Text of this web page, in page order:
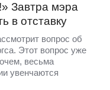
Завтра мэра
в отставку
вопрос об
Этот вопрос уже
весьма
увенчаются